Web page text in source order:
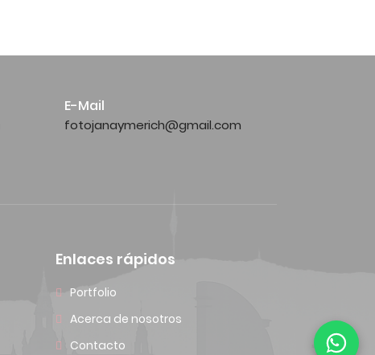
E-Mail
fotojanaymerich@gmail.com
Enlaces rápidos
Portfolio
Acerca de nosotros
Contacto